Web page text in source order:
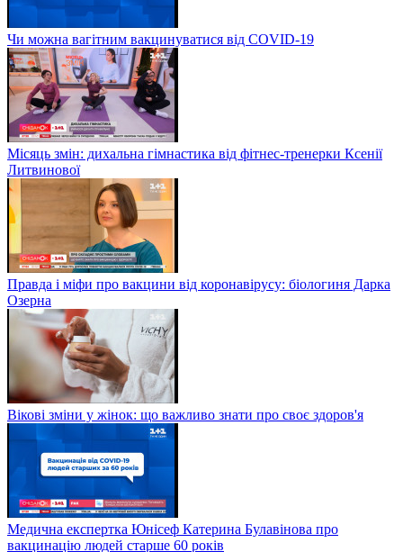
Чи можна вагітним вакцинуватися від COVID-19
Місяць змін: дихальна гімнастика від фітнес-тренерки Ксенії
Литвинової
Правда і міфи про вакцини від коронавірусу: біологиня Дарка
Озерна
Вікові зміни у жінок: що важливо знати про своє здоров'я
Медична експертка Юнісеф Катерина Булавінова про
вакцинацію людей старше 60 років